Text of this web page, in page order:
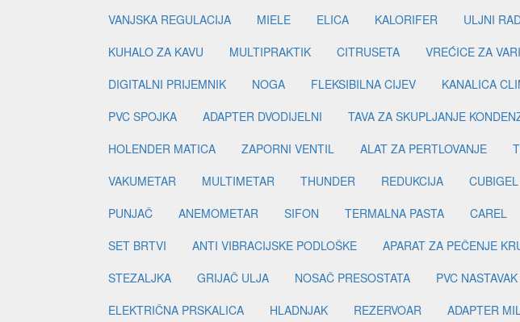
VANJSKA REGULACIJA
MIELE ELICA KALORIFER ULJNI
KUHALO ZA KAVU
MULTIPRAKTIK CITRUSETA VREĆICE ZA
DIGITALNI PRIJEMNIK
NOGA FLEKSIBILNA CIJEV KANALICA
PVC SPOJKA
ADAPTER DVODIJELNI TAVA ZA SKUPLJANJE
HOLENDER MATICA
ZAPORNI VENTIL ALAT ZA PERTLOVANJE
VAKUMETAR
MULTIMETAR THUNDER REDUKCIJA CUBIGEL
PUNJAČ
ANEMOMETAR SIFON TERMALNA PASTA CAREL
SET BRTVI
ANTI VIBRACIJSKE PODLOŠKE APARAT ZA PEČENJE
STEZALJKA
GRIJAČ ULJA NOSAČ PRESOSTATA PVC NASTAVAK
ELEKTRIČNA PRSKALICA
HLADNJAK REZERVOAR ADAPTER